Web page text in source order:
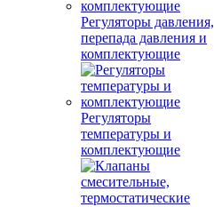
Регуляторы давления,
перепада давления и
комплектующие
Регуляторы
температуры и
комплектующие